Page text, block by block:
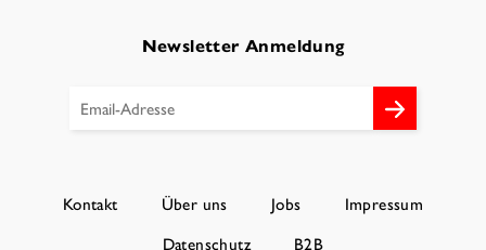
Newsletter Anmeldung
Kontakt Über uns Jobs
Impressum
Datenschutz
B2B